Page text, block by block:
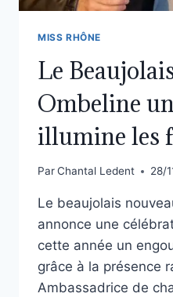
MISS RHÔNE
Le
Ombeline
illumine les
ParChantal Ledent 28/
Le beaujolais
annonce une
cette année un
grâce à la présence
Ambassadrice de